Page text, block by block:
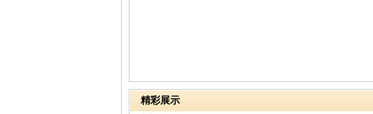
精彩展示